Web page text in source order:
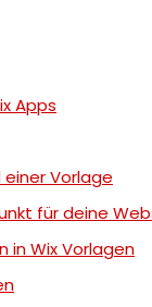
Apps
einer Vorlage
für deine
in Wix Vorlagen